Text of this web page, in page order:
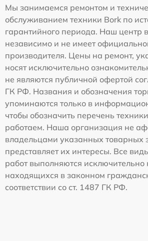
Мы занимаемся ремонтом и
обслуживанием техники Bork по
гарантийного периода. Наш центр
независимо и не имеет
производителя. Цены на ремонт,
носят исключительно
не являются публичной офертой
ГК РФ. Названия и обозначения
упоминаются только в
чтобы обозначить перечень
работаем. Наша организация не
владельцами указанных товарных
представляет их интересы. Все
работ выполняются исключительно
находящихся в законном
соответствии со ст. 1487 ГК РФ.